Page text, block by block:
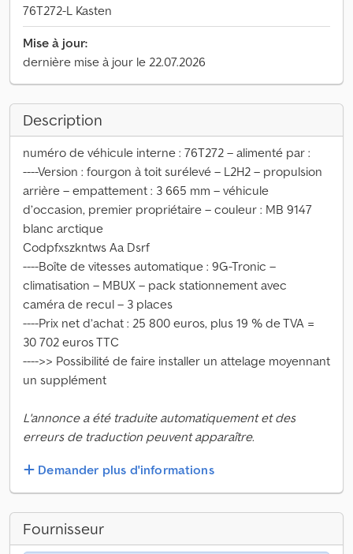
76T272-L Kasten
Mise à jour:
dernière mise à jour le 22.07.2026
Description
numéro de véhicule interne : 76T272 – alimenté par :
----Version : fourgon à toit surélevé – L2H2 – propulsion
arrière – empattement : 3 665 mm – véhicule
d’occasion, premier propriétaire – couleur : MB 9147
blanc arctique
Codpfxszkntws Aa Dsrf
----Boîte de vitesses automatique : 9G-Tronic –
climatisation – MBUX – pack stationnement avec
caméra de recul – 3 places
----Prix net d’achat : 25 800 euros, plus 19 % de TVA =
30 702 euros TTC
---->> Possibilité de faire installer un attelage moyennant
un supplément
L'annonce a été traduite automatiquement et des
erreurs de traduction peuvent apparaître.
Demander plus d'informations
Fournisseur